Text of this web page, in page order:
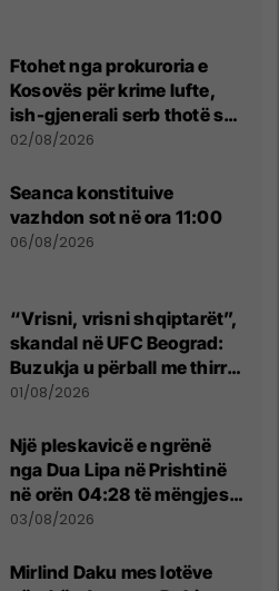
Ftohet nga prokuroria e
Kosovës për krime lufte,
ish-gjenerali serb thotë se
dikush e tradhtoi në
02/08/2026
Seanca konstituive
vazhdon sot në ora 11:00
06/08/2026
“Vrisni, vrisni shqiptarët”,
skandal në UFC Beograd:
Buzukja u përball me thirrje
anti-shqiptare nga
01/08/2026
Një pleskavicë e ngrënë
nga Dua Lipa në Prishtinë
në orën 04:28 të mëngjesit
- dhe bota digjitale serbe
03/08/2026
Mirlind Daku mes lotëve